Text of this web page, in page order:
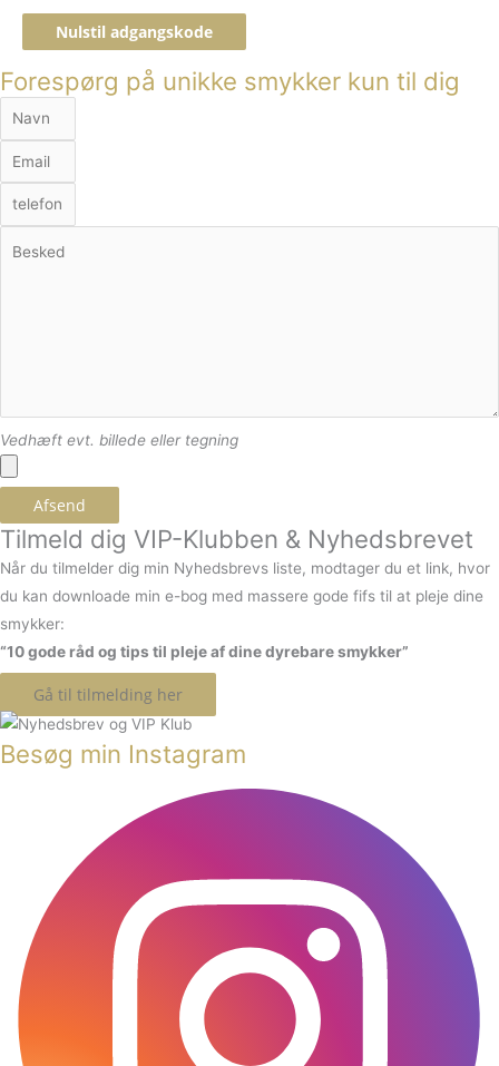
Nulstil adgangskode
Forespørg på unikke smykker kun til dig
Vedhæft evt. billede eller tegning
Afsend
Tilmeld dig VIP-Klubben & Nyhedsbrevet
Når du tilmelder dig min Nyhedsbrevs liste, modtager du et link, hvor
du kan downloade min e-bog med massere gode fifs til at pleje dine
smykker:
“10 gode råd og tips til pleje af dine dyrebare smykker”
Gå til tilmelding her
Besøg min Instagram